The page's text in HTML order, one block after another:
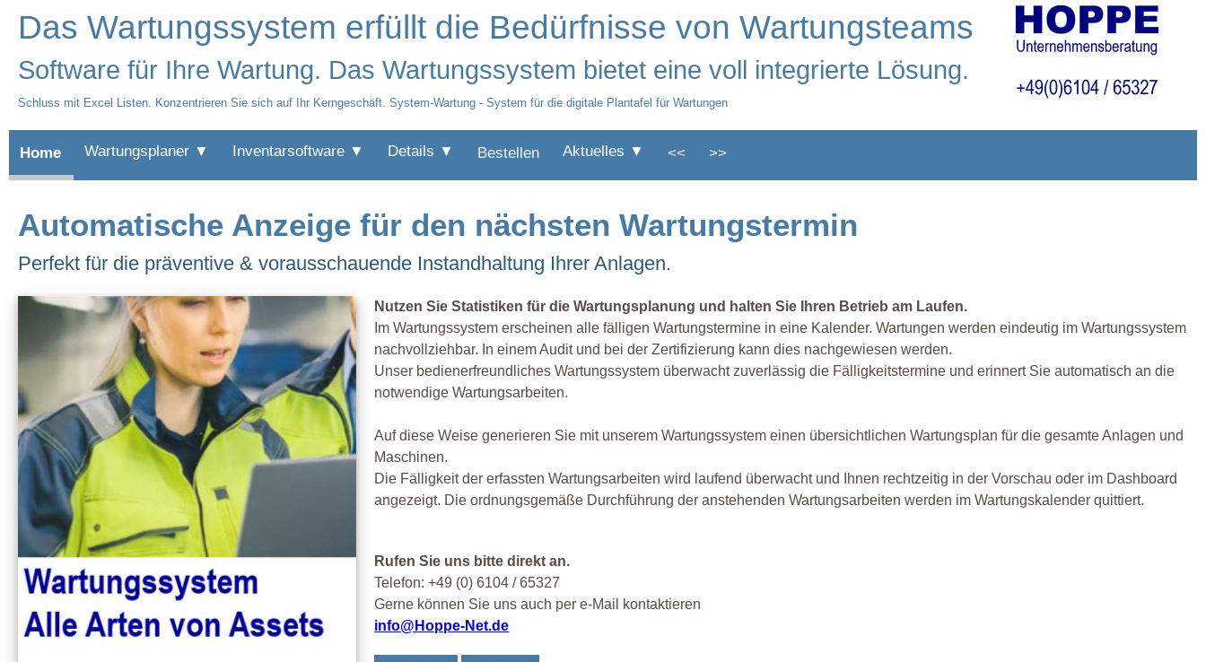
Das Wartungssystem erfüllt die Bedürfnisse von Wartungsteams
Software für Ihre Wartung. Das Wartungssystem bietet eine voll integrierte Lösung.
Schluss mit Excel Listen. Konzentrieren Sie sich auf Ihr Kerngeschäft. System-Wartung - System für die digitale Plantafel für Wartungen
Home Wartungsplaner ▼ Inventarsoftware ▼ Details ▼ Bestellen Aktuelles ▼ << >>
Automatische Anzeige für den nächsten Wartungstermin
Perfekt für die präventive & vorausschauende Instandhaltung Ihrer Anlagen.
Nutzen Sie Statistiken für die Wartungsplanung und halten Sie Ihren Betrieb am Laufen.
Im Wartungssystem erscheinen alle fälligen Wartungstermine in eine Kalender. Wartungen werden eindeutig im Wartungssystem
nachvollziehbar. In einem Audit und bei der Zertifizierung kann dies nachgewiesen werden.
Unser bedienerfreundliches Wartungssystem überwacht zuverlässig die Fälligkeitstermine und erinnert Sie automatisch an die
notwendige Wartungsarbeiten.
Auf diese Weise generieren Sie mit unserem Wartungssystem einen übersichtlichen Wartungsplan für die gesamte Anlagen und
Maschinen.
Die Fälligkeit der erfassten Wartungsarbeiten wird laufend überwacht und Ihnen rechtzeitig in der Vorschau oder im Dashboard
angezeigt. Die ordnungsgemäße Durchführung der anstehenden Wartungsarbeiten werden im Wartungskalender quittiert.
Rufen Sie uns bitte direkt an.
Telefon: +49 (0) 6104 / 65327
Gerne können Sie uns auch per e-Mail kontaktieren
info@Hoppe-Net.de